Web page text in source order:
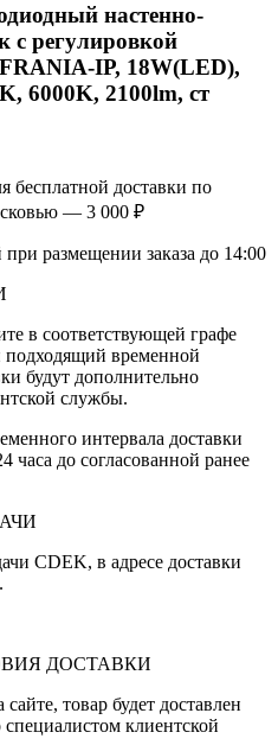
настенно-
с регулировкой
IP, 18W(LED),
6000K, 2100lm, ст
бесплатной доставки по
— 3 000 ₽
размещении заказа до 14:00
в соответствующей графе
подходящий временной
будут дополнительно
службы.
интервала доставки
часа до согласованной ранее
CDEK, в адресе доставки
ДОСТАВКИ
товар будет доставлен
клиентской